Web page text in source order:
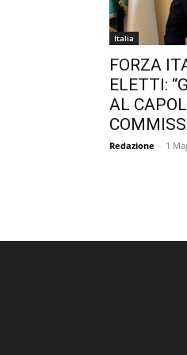
Italia
FORZA
ELETTI:
AL
Redazione - 1